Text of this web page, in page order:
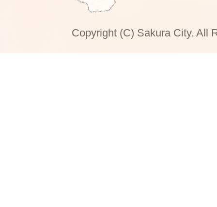
Copyright (C) Sakura City. All